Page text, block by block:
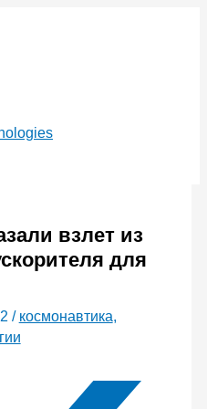
взлет из
для
/ космонавтика,